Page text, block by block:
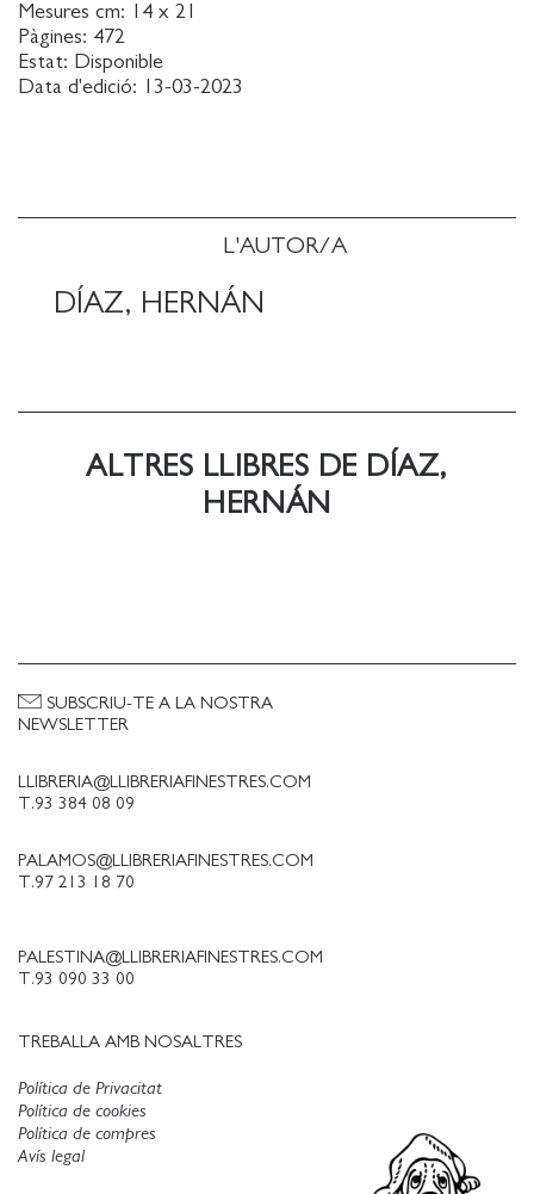
L'AUTOR/A
DÍAZ, HERNÁN
Una novel-la que acompanya el lector en la recerca
de la veritat i ens mostra que el poder manipula els
fets i en refà la narrativa segons el seu interès.
Una epopeia elegant i polièdrica que recupera les
Mesures cm:
14 x 21
Pàgines: 472
Estat: Disponible
Data d'edició:
13-03-2023
ALTRES LLIBRES DE DÍAZ,
HERNÁN
LLIBRERIA@LLIBRERIAFINESTRES.COM
T.93 384 08 09
PALAMOS@LLIBRERIAFINESTRES.COM
T.97 213 18 70
PALESTINA@LLIBRERIAFINESTRES.COM
T.93 090 33 00
TREBALLA AMB NOSALTRES
SUBSCRIU-TE A LA NOSTRA
NEWSLETTER
Política de Privacitat
Política de cookies
Avís legal
Política de compres